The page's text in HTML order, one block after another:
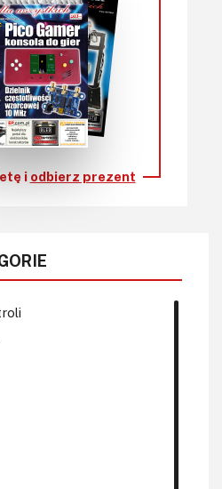
i odbierz prezent